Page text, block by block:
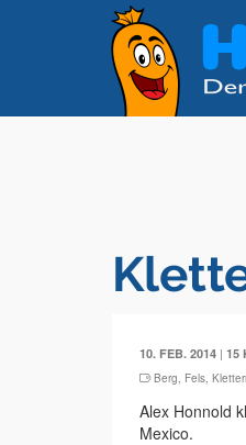
10. FEB. 2014 | 15
Berg, Fels,
Alex Honnold
Mexico.